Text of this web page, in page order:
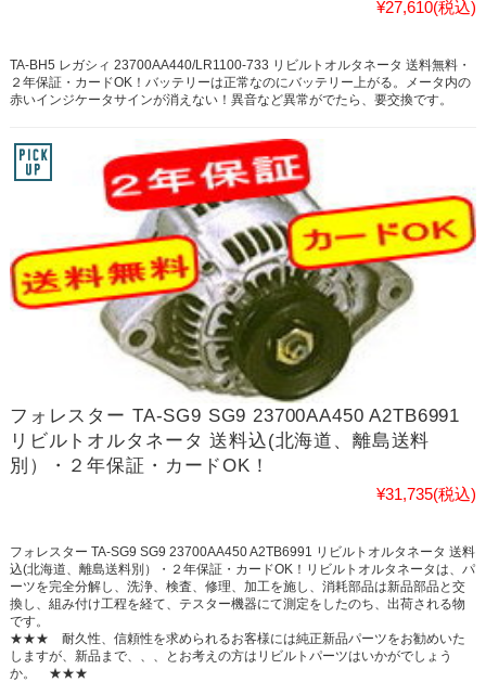
¥27,610(税込)
TA-BH5 レガシィ 23700AA440/LR1100-733 リビルトオルタネータ 送料無料・
２年保証・カードOK！バッテリーは正常なのにバッテリー上がる。メータ内の
赤いインジケータサインが消えない！異音など異常がでたら、要交換です。
フォレスター TA-SG9 SG9 23700AA450 A2TB6991
リビルトオルタネータ 送料込(北海道、離島送料
別）・２年保証・カードOK！
¥31,735(税込)
フォレスター TA-SG9 SG9 23700AA450 A2TB6991 リビルトオルタネータ 送料
込(北海道、離島送料別）・２年保証・カードOK！リビルトオルタネータは、パ
ーツを完全分解し、洗浄、検査、修理、加工を施し、消耗部品は新品部品と交
換し、組み付け工程を経て、テスター機器にて測定をしたのち、出荷される物
です。
★★★ 耐久性、信頼性を求められるお客様には純正新品パーツをお勧めいた
しますが、新品まで、、、とお考えの方はリビルトパーツはいかがでしょう
か。 ★★★